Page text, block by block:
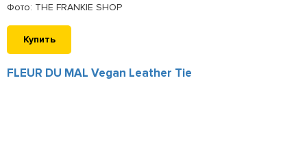
Фото: THE FRANKIE SHOP
Купить
FLEUR DU MAL Vegan Leather Tie